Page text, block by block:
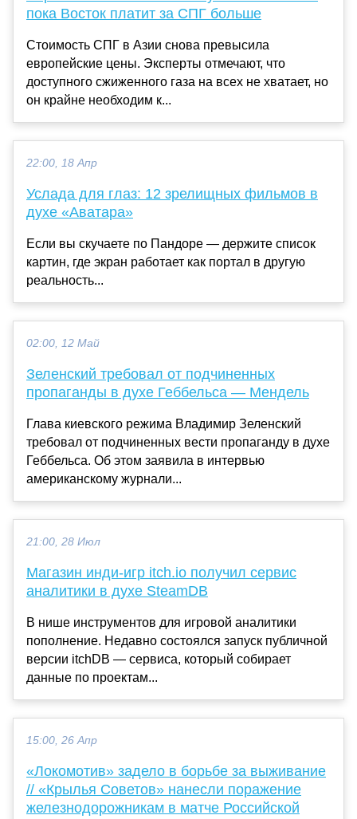
пока Восток платит за СПГ больше
Стоимость СПГ в Азии снова превысила
европейские цены. Эксперты отмечают, что
доступного сжиженного газа на всех не хватает, но
он крайне необходим к...
22:00, 18 Апр
Услада для глаз: 12 зрелищных фильмов в
духе «Аватара»
Если вы скучаете по Пандоре — держите список
картин, где экран работает как портал в другую
реальность...
02:00, 12 Май
Зеленский требовал от подчиненных
пропаганды в духе Геббельса — Мендель
Глава киевского режима Владимир Зеленский
требовал от подчиненных вести пропаганду в духе
Геббельса. Об этом заявила в интервью
американскому журнали...
21:00, 28 Июл
Магазин инди-игр itch.io получил сервис
аналитики в духе SteamDB
В нише инструментов для игровой аналитики
пополнение. Недавно состоялся запуск публичной
версии itchDB — сервиса, который собирает
данные по проектам...
15:00, 26 Апр
«Локомотив» задело в борьбе за выживание
// «Крылья Советов» нанесли поражение
железнодорожникам в матче Российской